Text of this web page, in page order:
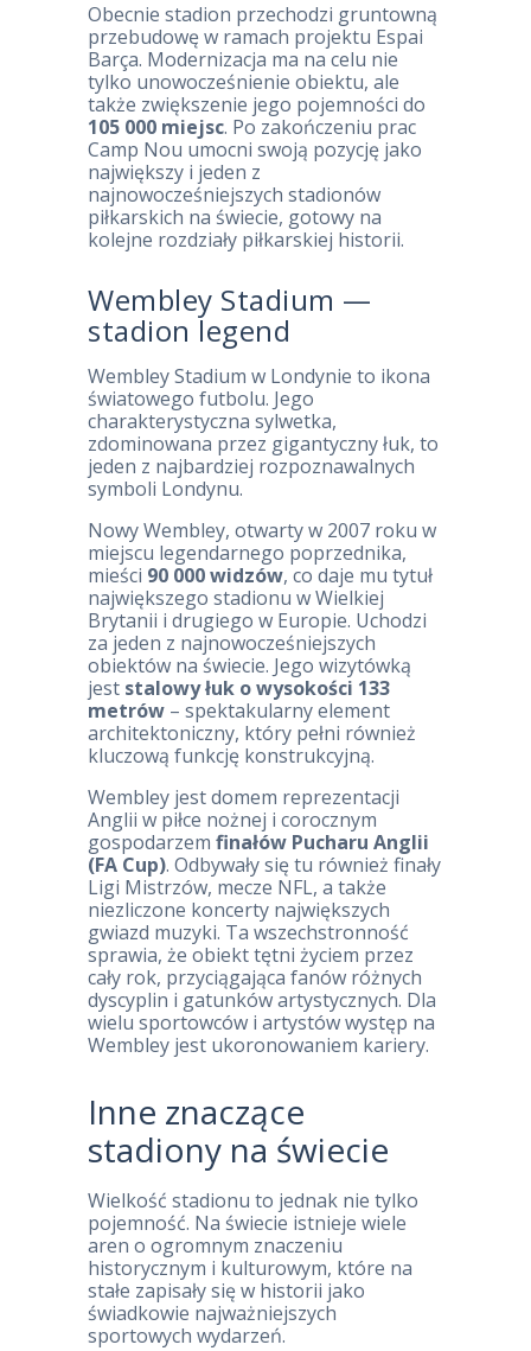
Obecnie stadion przechodzi gruntowną
przebudowę w ramach projektu Espai
Barça. Modernizacja ma na celu nie
tylko unowocześnienie obiektu, ale
także zwiększenie jego pojemności do
105 000 miejsc. Po zakończeniu prac
Camp Nou umocni swoją pozycję jako
największy i jeden z
najnowocześniejszych stadionów
piłkarskich na świecie, gotowy na
kolejne rozdziały piłkarskiej historii.
Wembley Stadium —
stadion legend
Wembley Stadium w Londynie to ikona
światowego futbolu. Jego
charakterystyczna sylwetka,
zdominowana przez gigantyczny łuk, to
jeden z najbardziej rozpoznawalnych
symboli Londynu.
Nowy Wembley, otwarty w 2007 roku w
miejscu legendarnego poprzednika,
mieści 90 000 widzów, co daje mu tytuł
największego stadionu w Wielkiej
Brytanii i drugiego w Europie. Uchodzi
za jeden z najnowocześniejszych
obiektów na świecie. Jego wizytówką
jest stalowy łuk o wysokości 133
metrów – spektakularny element
architektoniczny, który pełni również
kluczową funkcję konstrukcyjną.
Wembley jest domem reprezentacji
Anglii w piłce nożnej i corocznym
gospodarzem finałów Pucharu Anglii
(FA Cup). Odbywały się tu również finały
Ligi Mistrzów, mecze NFL, a także
niezliczone koncerty największych
gwiazd muzyki. Ta wszechstronność
sprawia, że obiekt tętni życiem przez
cały rok, przyciągająca fanów różnych
dyscyplin i gatunków artystycznych. Dla
wielu sportowców i artystów występ na
Wembley jest ukoronowaniem kariery.
Inne znaczące
stadiony na świecie
Wielkość stadionu to jednak nie tylko
pojemność. Na świecie istnieje wiele
aren o ogromnym znaczeniu
historycznym i kulturowym, które na
stałe zapisały się w historii jako
świadkowie najważniejszych
sportowych wydarzeń.